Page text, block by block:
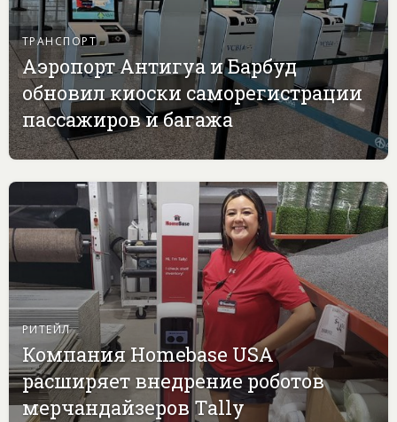
ТРАНСПОРТ
Аэропорт Антигуа и Барбуд
обновил киоски саморегистрации
пассажиров и багажа
РИТЕЙЛ
Компания Homebase USA
расширяет внедрение роботов
мерчандайзеров Tally